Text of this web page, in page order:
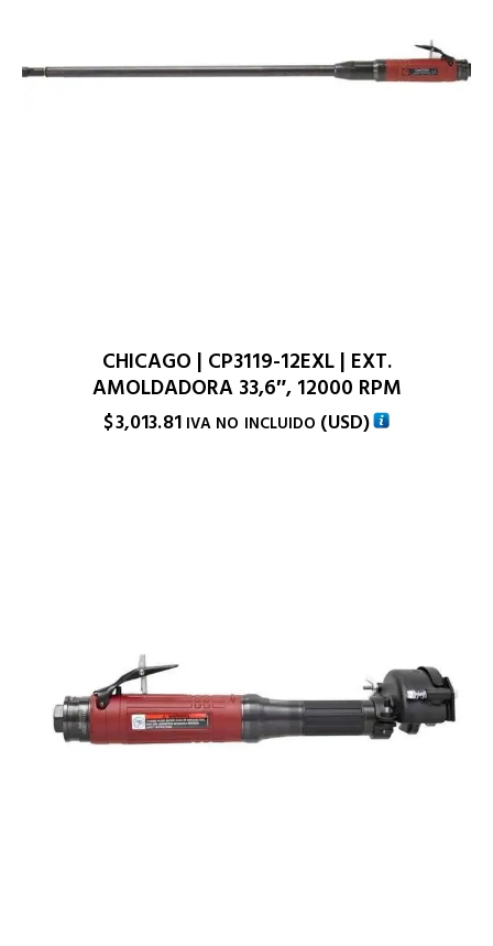
CHICAGO | CP3119-12EXL | EXT.
AMOLDADORA 33,6″, 12000 RPM
$3,013.81 IVA NO INCLUIDO (USD)